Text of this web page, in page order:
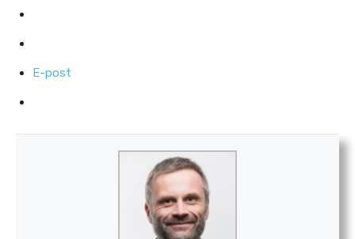
E-post